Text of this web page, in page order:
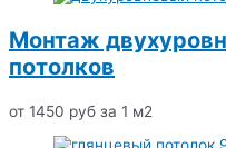
Монтаж
потолков
от 1450 руб за 1 м2